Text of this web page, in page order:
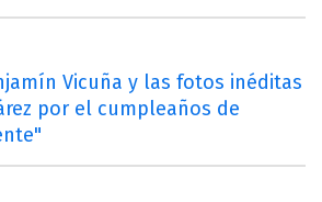
Vicuña y las fotos inéditas
por el cumpleaños de